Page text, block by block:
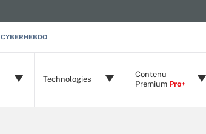
CYBERHEBDO
Technologies
Contenu
Premium Pro+